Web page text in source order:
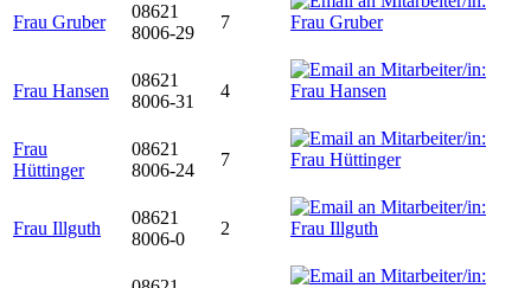
Frau Gruber
08621
8006-29
7
Frau Hansen
08621
8006-31
4
Frau
Hüttinger
08621
8006-24
7
Frau Illguth
08621
8006-0
2